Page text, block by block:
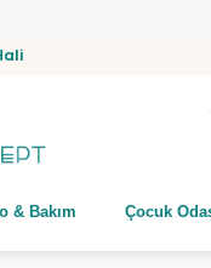
& Bakım Çocuk